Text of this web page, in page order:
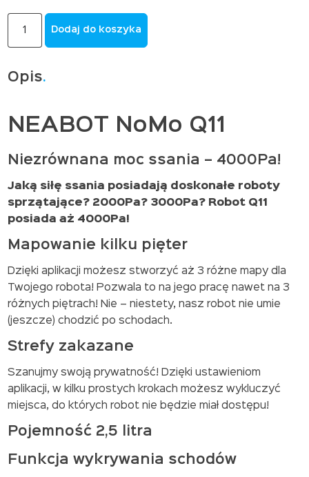
NEABOT
Dodaj do koszyka
Opis
NEABOT NoMo Q11
Niezrównana moc ssania – 4000Pa!
Jaką siłę ssania posiadają doskonałe roboty
sprzątające? 2000Pa? 3000Pa? Robot Q11
posiada aż 4000Pa!
Mapowanie kilku pięter
Dzięki aplikacji możesz stworzyć aż 3 różne mapy dla
Twojego robota! Pozwala to na jego pracę nawet na 3
różnych piętrach! Nie – niestety, nasz robot nie umie
(jeszcze) chodzić po schodach.
Strefy zakazane
Szanujmy swoją prywatność! Dzięki ustawieniom
aplikacji, w kilku prostych krokach możesz wykluczyć
miejsca, do których robot nie będzie miał dostępu!
Pojemność 2,5 litra
Funkcja wykrywania schodów